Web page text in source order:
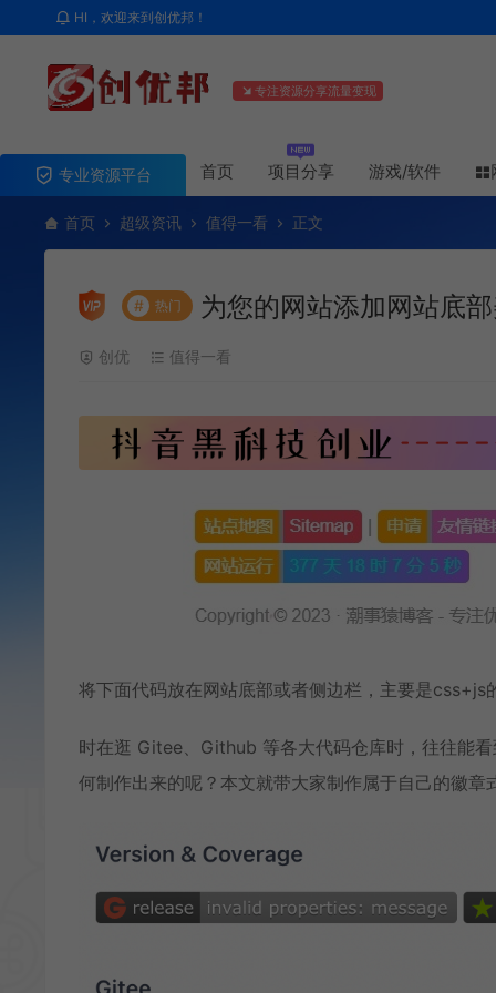
HI，欢迎来到创优邦！
专注资源分享流量变现
专业资源平台 首页 项目分享 游戏/软件
首页 超级资讯 值得一看 正文
# 热门 为您的网站添加网站底
创优 值得一看
将下面代码放在网站底部或者侧边栏，主要是css+js
时在逛 Gitee、Github 等各大代码仓库时，往往能
何制作出来的呢？本文就带大家制作属于自己的徽章